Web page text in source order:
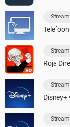
Roja
Disney+